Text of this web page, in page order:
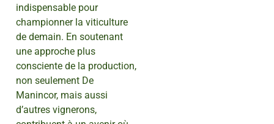
indispensable pour
championner la viticulture
de demain. En soutenant
une approche plus
consciente de la production,
non seulement De
Manincor, mais aussi
d’autres vignerons,